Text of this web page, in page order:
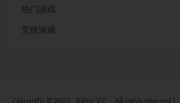
热门游戏
竞技游戏
Copyright © 2021 RiPro-V2 - All rights reserved